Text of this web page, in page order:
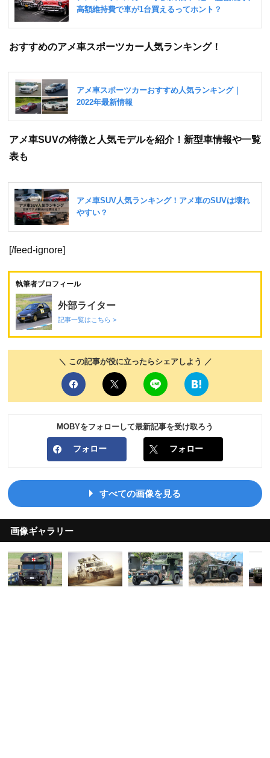
おすすめのアメ車スポーツカー人気ランキング！
アメ車SUVの特徴と人気モデルを紹介！新型車情報や一覧
表も
[/feed-ignore]
執筆者プロフィール
外部ライター
記事一覧はこちら >
＼ この記事が役に立ったらシェアしよう ／
MOBYをフォローして最新記事を受け取ろう
フォロー フォロー
すべての画像を見る
画像ギャラリー